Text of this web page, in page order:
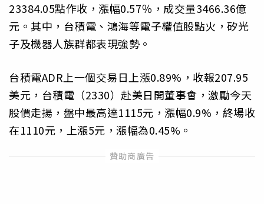
23384.05點作收，漲幅0.57％，成交量3466.36億
元。其中，台積電、鴻海等電子權值股點火，矽光
子及機器人族群都表現強勢。
台積電ADR上一個交易日上漲0.89%，收報207.95
美元，台積電（2330）赴美日開董事會，激勵今天
股價走揚，盤中最高達1115元，漲幅0.9%，終場收
在1110元，上漲5元，漲幅為0.45%。